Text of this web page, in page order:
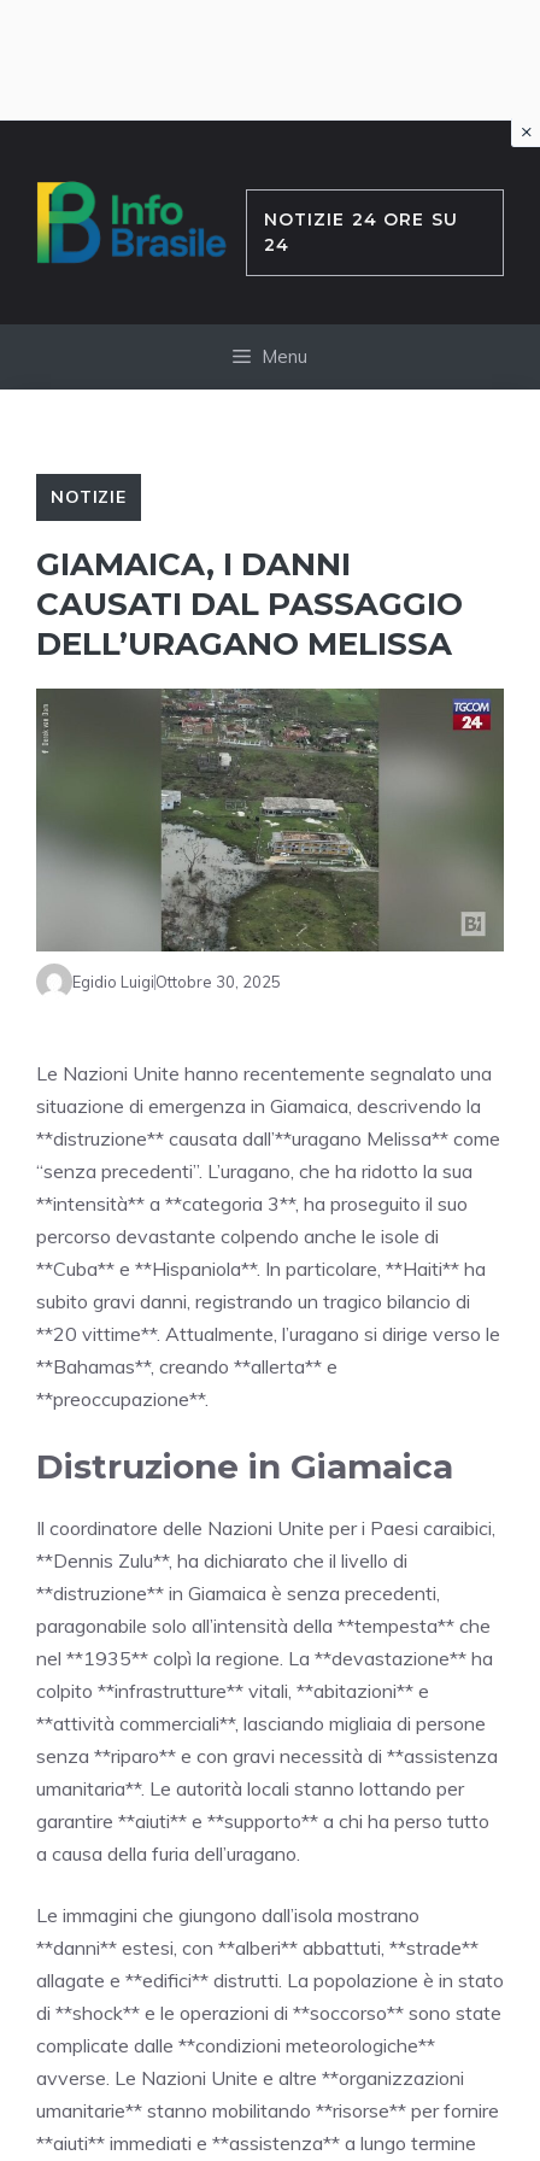
contenuto
NOTIZIE 24 ORE SU
24
Menu
NOTIZIE
GIAMAICA, I DANNI
CAUSATI DAL PASSAGGIO
DELL’URAGANO MELISSA
Egidio LuigiOttobre 30, 2025
Le Nazioni Unite hanno recentemente segnalato una
situazione di emergenza in Giamaica, descrivendo la
**distruzione** causata dall’**uragano Melissa** come
“senza precedenti”. L’uragano, che ha ridotto la sua
**intensità** a **categoria 3**, ha proseguito il suo
percorso devastante colpendo anche le isole di
**Cuba** e **Hispaniola**. In particolare, **Haiti** ha
subito gravi danni, registrando un tragico bilancio di
**20 vittime**. Attualmente, l’uragano si dirige verso le
**Bahamas**, creando **allerta** e
**preoccupazione**.
Distruzione in Giamaica
Il coordinatore delle Nazioni Unite per i Paesi caraibici,
**Dennis Zulu**, ha dichiarato che il livello di
**distruzione** in Giamaica è senza precedenti,
paragonabile solo all’intensità della **tempesta** che
nel **1935** colpì la regione. La **devastazione** ha
colpito **infrastrutture** vitali, **abitazioni** e
**attività commerciali**, lasciando migliaia di persone
senza **riparo** e con gravi necessità di **assistenza
umanitaria**. Le autorità locali stanno lottando per
garantire **aiuti** e **supporto** a chi ha perso tutto
a causa della furia dell’uragano.
Le immagini che giungono dall’isola mostrano
**danni** estesi, con **alberi** abbattuti, **strade**
allagate e **edifici** distrutti. La popolazione è in stato
di **shock** e le operazioni di **soccorso** sono state
complicate dalle **condizioni meteorologiche**
avverse. Le Nazioni Unite e altre **organizzazioni
umanitarie** stanno mobilitando **risorse** per fornire
**aiuti** immediati e **assistenza** a lungo termine
×